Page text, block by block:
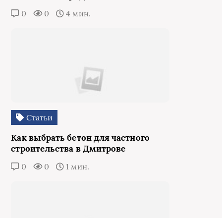
0 0 4 мин.
Статьи
Как выбрать бетон для частного
строительства в Дмитрове
0 0 1 мин.